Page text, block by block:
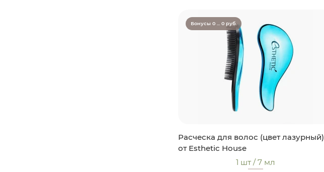
Бонусы 0 ... 0 руб.
Расческа для волос (цвет лазурный)
от Esthetic House
1 шт / 7 мл